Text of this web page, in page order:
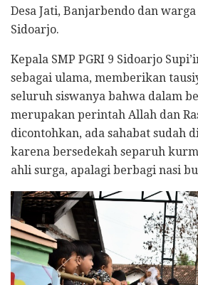
Desa Jati, Banjarbendo dan
Sidoarjo.
Kepala SMP PGRI 9 Sidoarjo
sebagai ulama, memberikan
seluruh siswanya bahwa dalam
merupakan perintah Allah dan
dicontohkan, ada sahabat sudah
karena bersedekah separuh
ahli surga, apalagi berbagi nasi